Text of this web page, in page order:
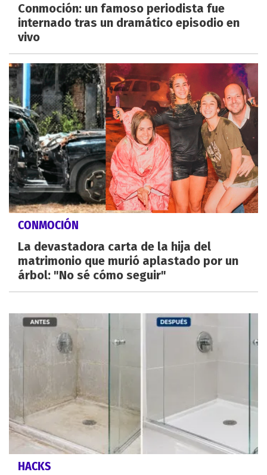
Conmoción: un famoso periodista fue
internado tras un dramático episodio en
vivo
CONMOCIÓN
La devastadora carta de la hija del
matrimonio que murió aplastado por un
árbol: "No sé cómo seguir"
HACKS